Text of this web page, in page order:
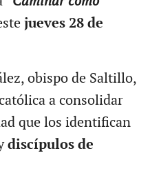
jueves 28 de
obispo de Saltillo,
a consolidar
que los identifican
discípulos de